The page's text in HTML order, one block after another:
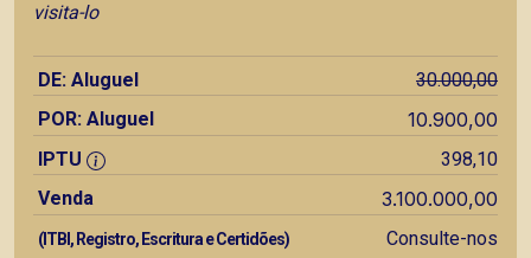
visita-lo
DE: Aluguel
30.000,00
POR: Aluguel
10.900,00
IPTU
398,10
Venda
3.100.000,00
(ITBI, Registro, Escritura e Certidões) Consulte-nos